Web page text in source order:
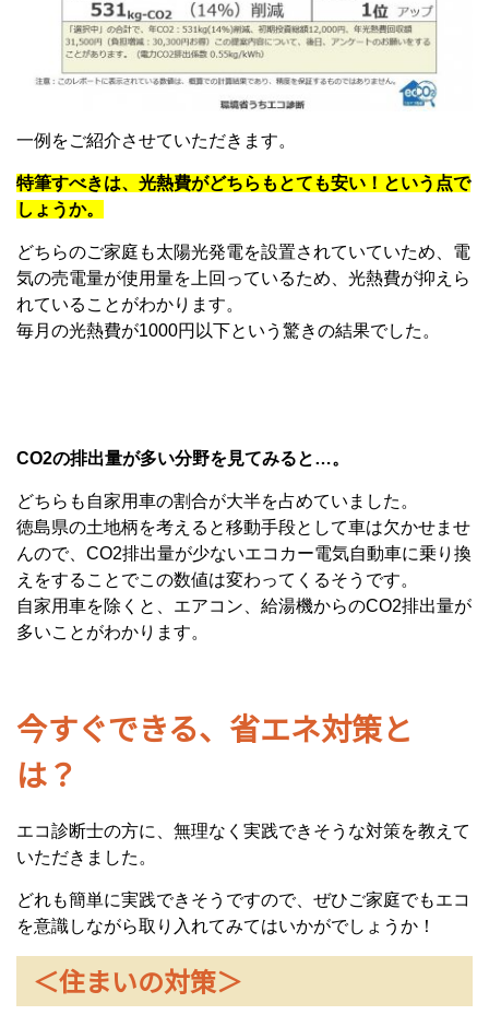
一例をご紹介させていただきます。
特筆すべきは、光熱費がどちらもとても安い！という点で
しょうか。
どちらのご家庭も太陽光発電を設置されていていため、電
気の売電量が使用量を上回っているため、光熱費が抑えら
れていることがわかります。
毎月の光熱費が1000円以下という驚きの結果でした。
CO2の排出量が多い分野を見てみると…。
どちらも自家用車の割合が大半を占めていました。
徳島県の土地柄を考えると移動手段として車は欠かせませ
んので、CO2排出量が少ないエコカー電気自動車に乗り換
えをすることでこの数値は変わってくるそうです。
自家用車を除くと、エアコン、給湯機からのCO2排出量が
多いことがわかります。
今すぐできる、省エネ対策と
は？
エコ診断士の方に、無理なく実践できそうな対策を教えて
いただきました。
どれも簡単に実践できそうですので、ぜひご家庭でもエコ
を意識しながら取り入れてみてはいかがでしょうか！
＜住まいの対策＞